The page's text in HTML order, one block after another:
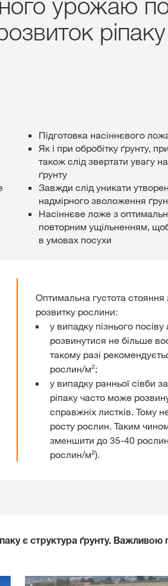
Підготовка насіннєвого
Як і при обробітку ґрунту,
також слід звертати увагу
ґрунту
Завжди слід уникати
надмірного зволоження
Насіннєве ложе з
повторним ущільненням,
в умовах посухи
Оптимальна густота
розвитку рослини:
у випадку пізнього
розвинутися не більше
такому разі
рослин/м²;
у випадку ранньої сівби
ріпаку часто може
справжніх листків. Тому
росту рослин. Таким
зменшити до 35-40
рослин/м²).
є структура ґрунту.